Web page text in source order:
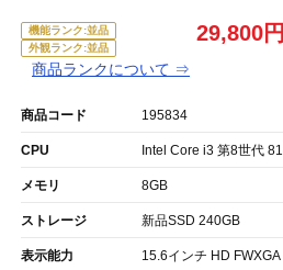
機能ランク:並品
外観ランク:並品
商品ランクについて ⇒
29,800円
商品コード 195834
CPU Intel Core i3 第8世代
メモリ 8GB
ストレージ 新品SSD 240GB
表示能力 15.6インチ HD